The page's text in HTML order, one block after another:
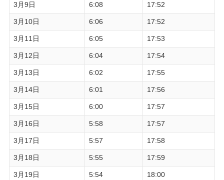
3月9日 6:08 17:52
3月10日 6:06 17:52
3月11日 6:05 17:53
3月12日 6:04 17:54
3月13日 6:02 17:55
3月14日 6:01 17:56
3月15日 6:00 17:57
3月16日 5:58 17:57
3月17日 5:57 17:58
3月18日 5:55 17:59
3月19日 5:54 18:00